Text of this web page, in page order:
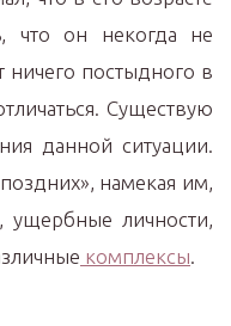
что он некогда не
ничего постыдного в
Существую
данной ситуации.
намекая им,
ущербные личности,
комплексы.